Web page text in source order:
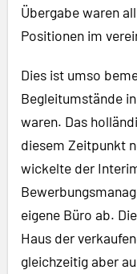
Übergabe waren
Positionen im
Dies ist umso
Begleitumstände
waren. Das
diesem Zeitpunkt
wickelte der
eigene Büro ab.
Haus der
gleichzeitig aber